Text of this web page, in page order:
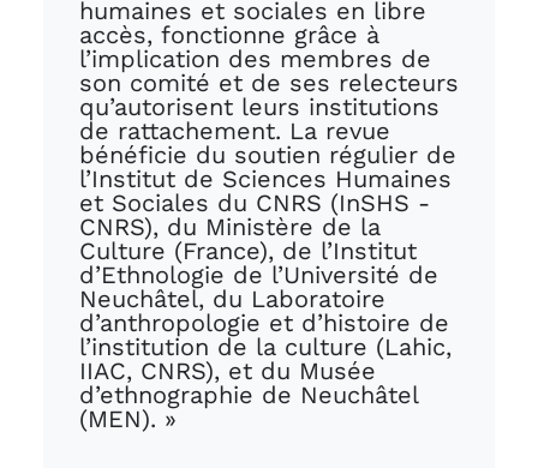
humaines et sociales en libre
accès, fonctionne grâce à
l’implication des membres de
son comité et de ses relecteurs
qu’autorisent leurs institutions
de rattachement. La revue
bénéficie du soutien régulier de
l’Institut de Sciences Humaines
et Sociales du CNRS (InSHS -
CNRS), du Ministère de la
Culture (France), de l’Institut
d’Ethnologie de l’Université de
Neuchâtel, du Laboratoire
d’anthropologie et d’histoire de
l’institution de la culture (Lahic,
IIAC, CNRS), et du Musée
d’ethnographie de Neuchâtel
(MEN). »